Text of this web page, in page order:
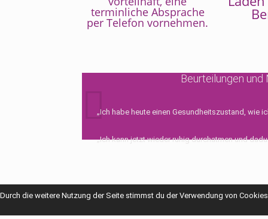
terminliche Absprache
per Telefon vornehmen.
Beurteilungen und
„Ich habe heute einen Gesundheitszustand, wie
„Ich kann jetzt wieder ruhig durchatmen und
Durch die weitere Nutzung der Seite stimmst du der Verwendung von